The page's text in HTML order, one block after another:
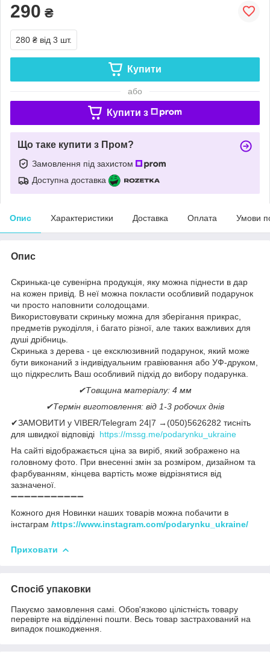
290 ₴
280 ₴ від 3 шт.
Купити
або
Купити з
Що таке купити з Пром?
Замовлення під захистом
Доступна доставка
Опис Характеристики Доставка Оплата Умови
Опис
Скринька-це сувенірна продукція, яку можна піднести в дар
на кожен привід. В неї можна покласти особливий подарунок
чи просто наповнити солодощами.
Використовувати скриньку можна для зберігання прикрас,
предметів рукоділля, і багато різної, але таких важливих для
душі дрібниць.
Скринька з дерева - це ексклюзивний подарунок, який може
бути виконаний з індивідуальним гравіювання або УФ-друком,
що підкреслить Ваш особливий підхід до вибору подарунка.
✔Товщина матеріалу: 4 мм
✔Термін виготовлення: від 1-3 робочих днів
✔ЗАМОВИТИ у VIBER/Telegram 24|7 →(050)5626282 тисніть
для швидкої відповіді https://mssg.me/podarynku_ukraine
На сайті відображається ціна за виріб, який зображено на
головному фото. При внесенні змін за розміром, дизайном та
фарбуванням, кінцева вартість може відрізнятися від
зазначеної.
➖➖➖➖➖➖➖➖➖➖➖
Кожного дня Новинки наших товарів можна побачити в
інстаграм https://www.instagram.com/podarynku_ukraine/
Приховати
Спосіб упаковки
Пакуємо замовлення самі. Обов'язково цілістність товару
перевірте на відділенні пошти. Весь товар застрахований на
випадок пошкодження.